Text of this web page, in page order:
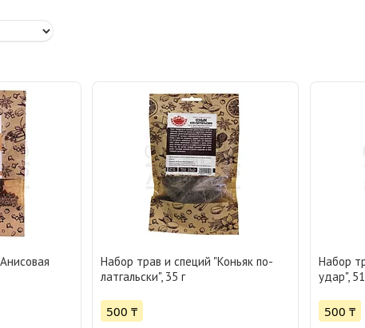
Набор трав и специй "Коньяк по-
латгальски", 35 г
500 ₸
Набор
удар",
500 ₸